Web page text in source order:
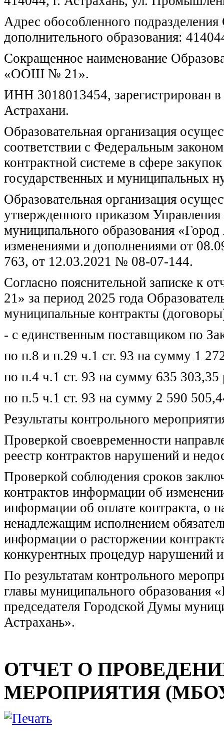
Адрес обособленного
дополнительного образования:
Сокращенное наименование
«ООШ № 21».
ИНН 3018013454, зарегистрирован
Астрахани.
Образовательная организация
соответствии с Федеральным
контрактной системе в сфере
государственных и муниципальных
Образовательная организация
утвержденного приказом
муниципального образования
изменениями и дополнениями от
763, от 12.03.2021 № 08-07-144.
Согласно пояснительной записке
21» за период 2025 года
муниципальные контракты
- с единственным поставщиком по
по п.8 и п.29 ч.1 ст. 93 на сумму 1
по п.4 ч.1 ст. 93 на сумму 635 303,35
по п.5 ч.1 ст. 93 на сумму 2 590
Результаты контрольного
Проверкой своевременности
реестр контрактов нарушений и
Проверкой соблюдения сроков
контрактов информации об
информации об оплате контракта, о
ненадлежащим исполнением
информации о расторжении
конкурентных процедур нарушений
По результатам контрольного
главы муниципального образования
председателя Городской Думы
Астрахань».
ОТЧЕТ О
МЕРОПРИЯТИЯ (МБОУ